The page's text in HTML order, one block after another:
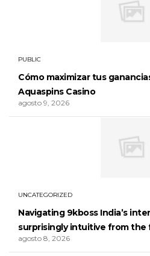
PUBLIC
Cómo maximizar tus
Aquaspins Casino
agosto 9, 2026
UNCATEGORIZED
Navigating 9kboss India’s
surprisingly intuitive from the
agosto 8, 2026